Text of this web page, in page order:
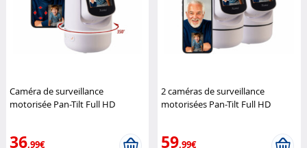
Caméra de surveillance
motorisée Pan-Tilt Full HD
36,99€
2 caméras de surveillance
motorisées Pan-Tilt Full HD
59,99€